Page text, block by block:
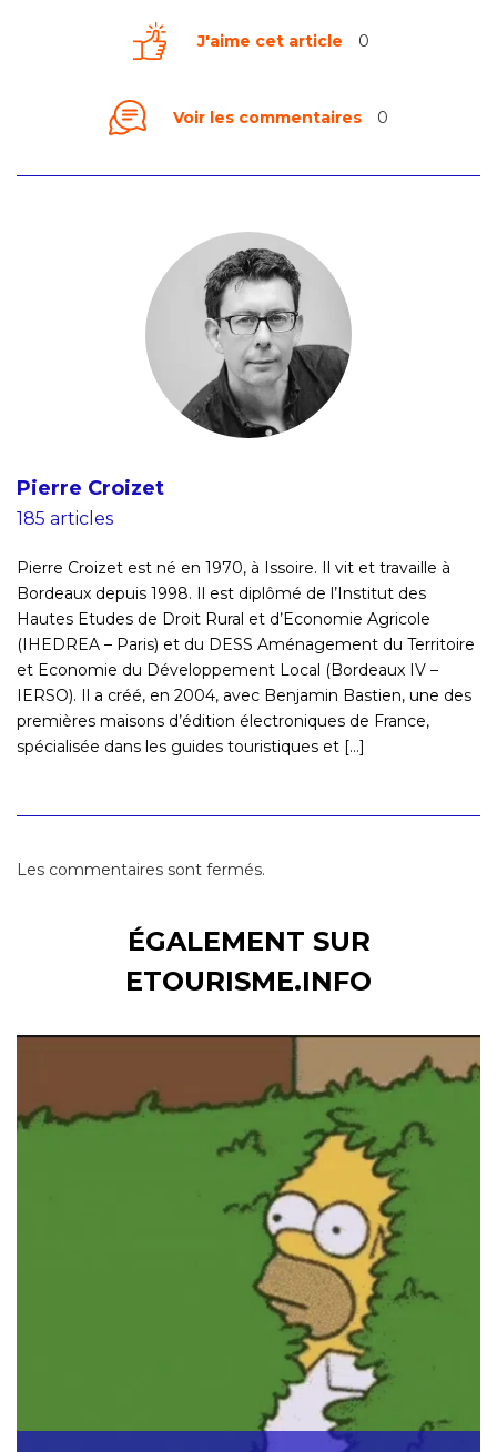
J'aime cet article 0
Voir les commentaires 0
Pierre Croizet
185 articles
Pierre Croizet est né en 1970, à Issoire. Il vit et travaille à
Bordeaux depuis 1998. Il est diplômé de l’Institut des
Hautes Etudes de Droit Rural et d’Economie Agricole
(IHEDREA – Paris) et du DESS Aménagement du Territoire
et Economie du Développement Local (Bordeaux IV –
IERSO). Il a créé, en 2004, avec Benjamin Bastien, une des
premières maisons d’édition électroniques de France,
spécialisée dans les guides touristiques et [...]
Les commentaires sont fermés.
ÉGALEMENT SUR
ETOURISME.INFO